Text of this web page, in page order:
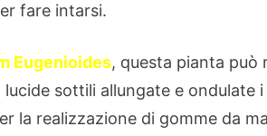
fare intarsi.
Eugenioides, questa pianta può
sottili allungate e ondulate
la realizzazione di gomme da